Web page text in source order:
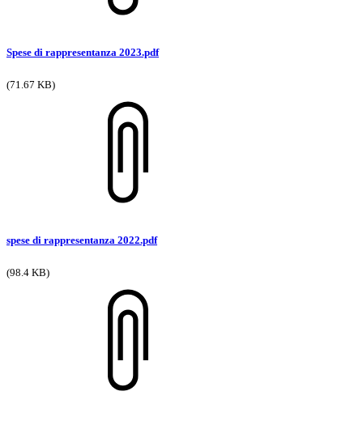
Spese di rappresentanza 2023.pdf
(71.67 KB)
spese di rappresentanza 2022.pdf
(98.4 KB)